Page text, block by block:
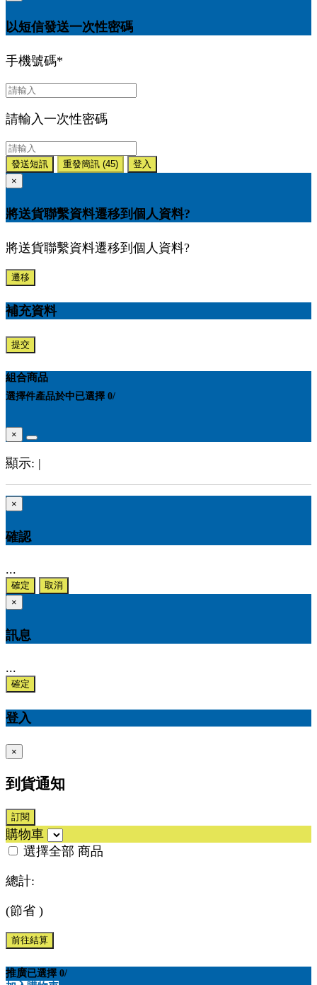
以短信發送一次性密碼
手機號碼*
請輸入一次性密碼
發送短訊 重發簡訊 (45)
登入
×
將送貨聯繫資料遷移到個人資料?
將送貨聯繫資料遷移到個人資料?
遷移
補充資料
提交
組合商品
選擇件產品於中已選擇 0/
×
顯示: |
×
確認
...
確定
取消
×
訊息
...
確定
登入
×
到貨通知
訂閱
購物車
選擇全部 商品
總計:
(節省 )
前往結算
推廣已選擇 0/